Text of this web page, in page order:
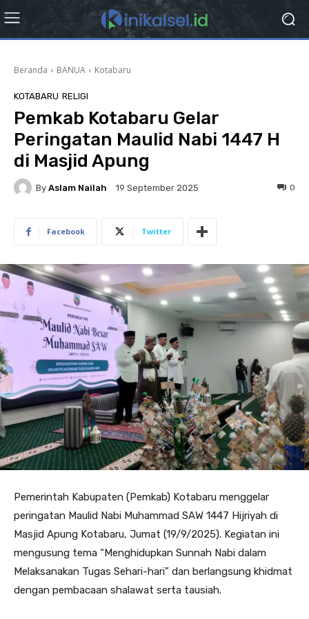
Beranda BANUA Kotabaru
KOTABARU RELIGI
Pemkab Kotabaru Gelar
Peringatan Maulid Nabi 1447 H
di Masjid Apung
By Aslam Nailah 19 September 2025 0
Facebook Twitter
Pemerintah Kabupaten (Pemkab) Kotabaru menggelar
peringatan Maulid Nabi Muhammad SAW 1447 Hijriyah di
Masjid Apung Kotabaru, Jumat (19/9/2025). Kegiatan ini
mengusung tema “Menghidupkan Sunnah Nabi dalam
Melaksanakan Tugas Sehari-hari” dan berlangsung khidmat
dengan pembacaan shalawat serta tausiah.